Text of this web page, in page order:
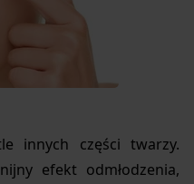
innych części twarzy.
efekt odmłodzenia,